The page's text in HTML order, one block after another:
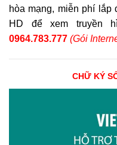
hòa mạng, miễn phí lắp
HD để xem truyền
0964.783.777 (Gói
CHỮ KÝ